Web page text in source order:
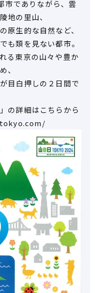
市でありながら、雲
地の里山、
原生的な自然など、
も類を見ない都市。
る東京の山々や豊か
、
目白押しの２日間で
の詳細はこちらから